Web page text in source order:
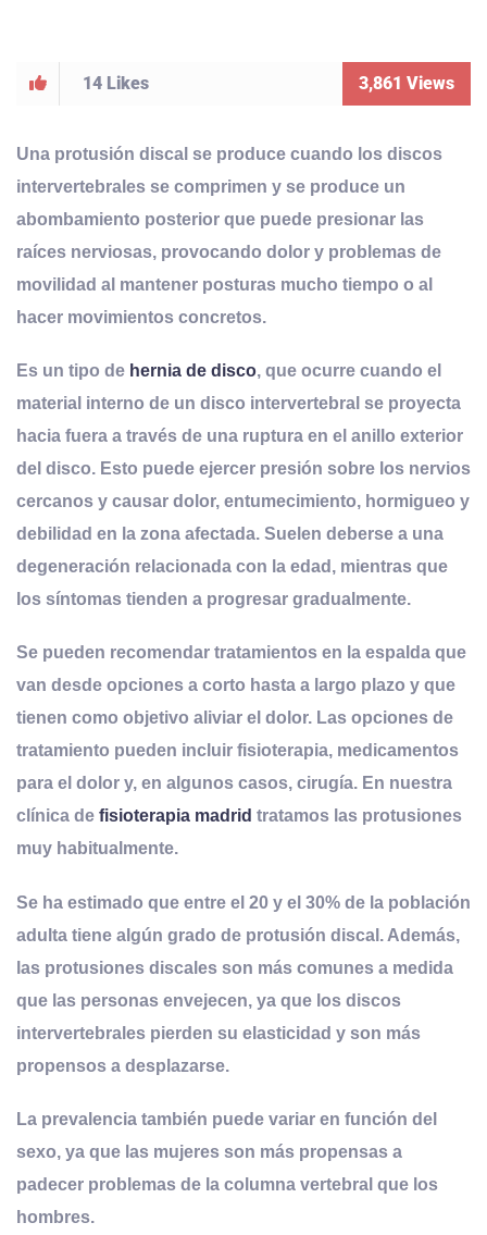
14 Likes 3,861 Views
Una protusión discal se produce cuando los discos
intervertebrales se comprimen y se produce un
abombamiento posterior que puede presionar las
raíces nerviosas, provocando dolor y problemas de
movilidad al mantener posturas mucho tiempo o al
hacer movimientos concretos.
Es un tipo de hernia de disco, que ocurre cuando el
material interno de un disco intervertebral se proyecta
hacia fuera a través de una ruptura en el anillo exterior
del disco. Esto puede ejercer presión sobre los nervios
cercanos y causar dolor, entumecimiento, hormigueo y
debilidad en la zona afectada. Suelen deberse a una
degeneración relacionada con la edad, mientras que
los síntomas tienden a progresar gradualmente.
Se pueden recomendar tratamientos en la espalda que
van desde opciones a corto hasta a largo plazo y que
tienen como objetivo aliviar el dolor. Las opciones de
tratamiento pueden incluir fisioterapia, medicamentos
para el dolor y, en algunos casos, cirugía. En nuestra
clínica de fisioterapia madrid tratamos las protusiones
muy habitualmente.
Se ha estimado que entre el 20 y el 30% de la población
adulta tiene algún grado de protusión discal. Además,
las protusiones discales son más comunes a medida
que las personas envejecen, ya que los discos
intervertebrales pierden su elasticidad y son más
propensos a desplazarse.
La prevalencia también puede variar en función del
sexo, ya que las mujeres son más propensas a
padecer problemas de la columna vertebral que los
hombres.